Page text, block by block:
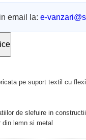
email la: e-
pe suport textil cu
de slefuire in constructii
din lemn si metal